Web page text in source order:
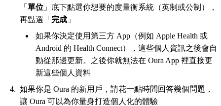
「 單位 」底下點選你想要的度量衡系統（英制或公制），
再點選「 完成 」
如果你決定使用第三方 App（例如 Apple Health 或
Android 的 Health Connect），這些個人資訊之後會自
動從那邊更新。之後你就無法在 Oura App 裡直接更
新這些個人資料
如果你是 Oura 的新用戶，請花一點時間回答幾個問題，
讓 Oura 可以為你量身打造個人化的體驗